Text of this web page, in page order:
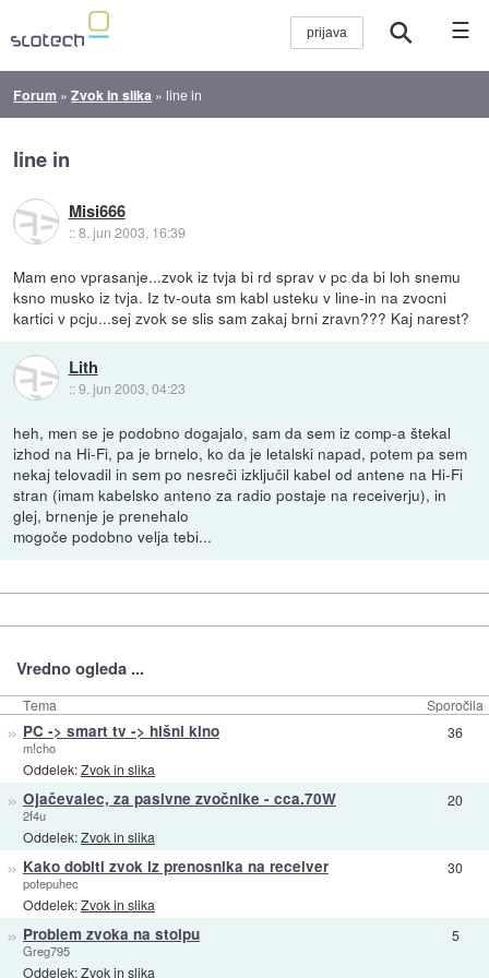
☰
Forum »Zvok in slika » line in
line in
Misi666
::8. jun 2003, 16:39
Mam eno vprasanje...zvok iz tvja bi rd sprav v pc da bi loh snemu
ksno musko iz tvja. Iz tv-outa sm kabl usteku v line-in na zvocni
kartici v pcju...sej zvok se slis sam zakaj brni zravn??? Kaj narest?
Lith
::9. jun 2003, 04:23
heh, men se je podobno dogajalo, sam da sem iz comp-a štekal
izhod na Hi-Fi, pa je brnelo, ko da je letalski napad, potem pa sem
nekaj telovadil in sem po nesreči izključil kabel od antene na Hi-Fi
stran (imam kabelsko anteno za radio postaje na receiverju), in
glej, brnenje je prenehalo
mogoče podobno velja tebi...
Vredno ogleda ...
Tema Sporočila
» PC -> smart tv -> hišni kino
m!cho
Oddelek:Zvok in slika
36
» Ojačevalec, za pasivne zvočnike - cca.70W
2f4u
Oddelek:Zvok in slika
20
» Kako dobiti zvok iz prenosnika na receiver
potepuhec
Oddelek:Zvok in slika
30
» Problem zvoka na stolpu
Greg795
Oddelek:Zvok in slika
5